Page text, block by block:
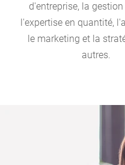
d'entreprise, la
l'expertise en quantité,
le marketing et la
autres.